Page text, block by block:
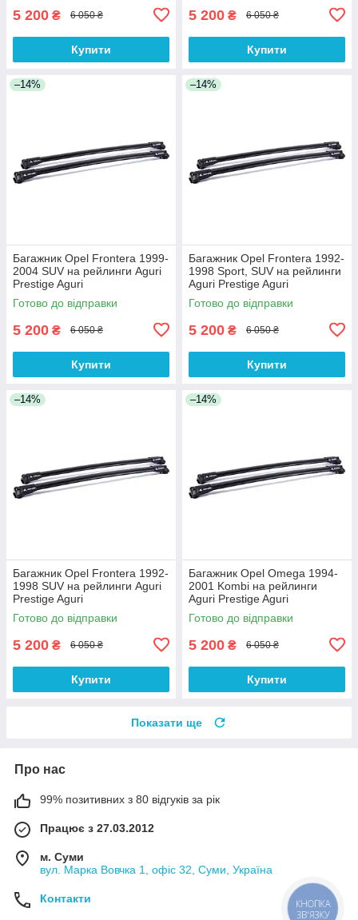
5 200 ₴ 6 050 ₴
Купити
5 200 ₴ 6 050 ₴
Купити
–14%
Багажник Opel Frontera 1999-
2004 SUV на рейлинги Aguri
Prestige Aguri
Готово до відправки
5 200 ₴ 6 050 ₴
Купити
–14%
Багажник Opel Frontera 1992-
1998 Sport, SUV на рейлинги
Aguri Prestige Aguri
Готово до відправки
5 200 ₴ 6 050 ₴
Купити
–14%
Багажник Opel Frontera 1992-
1998 SUV на рейлинги Aguri
Prestige Aguri
Готово до відправки
5 200 ₴ 6 050 ₴
Купити
–14%
Багажник Opel Omega 1994-
2001 Kombi на рейлинги
Aguri Prestige Aguri
Готово до відправки
5 200 ₴ 6 050 ₴
Купити
Показати ще
Про нас
99% позитивних з 80 відгуків за рік
Працює з 27.03.2012
м. Суми
вул. Марка Вовчка 1, офіс 32, Суми, Україна
Контакти
КНОПКА
ЗВ'ЯЗКУ